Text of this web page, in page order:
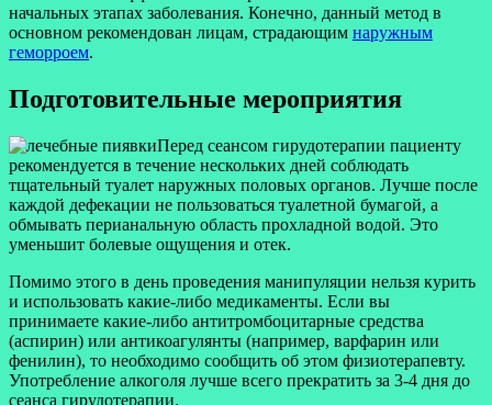
начальных этапах заболевания. Конечно, данный метод в
основном рекомендован лицам, страдающим наружным
геморроем.
Подготовительные мероприятия
Перед сеансом гирудотерапии пациенту
рекомендуется в течение нескольких дней соблюдать
тщательный туалет наружных половых органов. Лучше после
каждой дефекации не пользоваться туалетной бумагой, а
обмывать перианальную область прохладной водой. Это
уменьшит болевые ощущения и отек.
Помимо этого в день проведения манипуляции нельзя курить
и использовать какие-либо медикаменты. Если вы
принимаете какие-либо антитромбоцитарные средства
(аспирин) или антикоагулянты (например, варфарин или
фенилин), то необходимо сообщить об этом физиотерапевту.
Употребление алкоголя лучше всего прекратить за 3-4 дня до
сеанса гирудотерапии.